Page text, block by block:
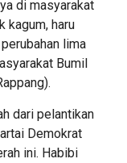
di masyarakat
kagum, haru
lima
Bumil
dari pelantikan
Demokrat
ini. Habibi